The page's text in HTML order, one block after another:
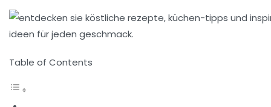
Table of Contents